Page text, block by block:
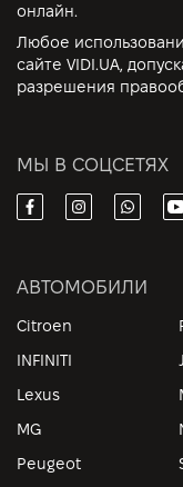
онлайн.
Любое
сайте VIDI.UA,
разрешения
МЫ В СОЦСЕТЯХ
АВТОМОБИЛИ
Citroen
INFINITI
Lexus
MG
Peugeot